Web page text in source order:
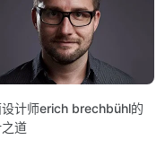
计师erich brechbühl的
道